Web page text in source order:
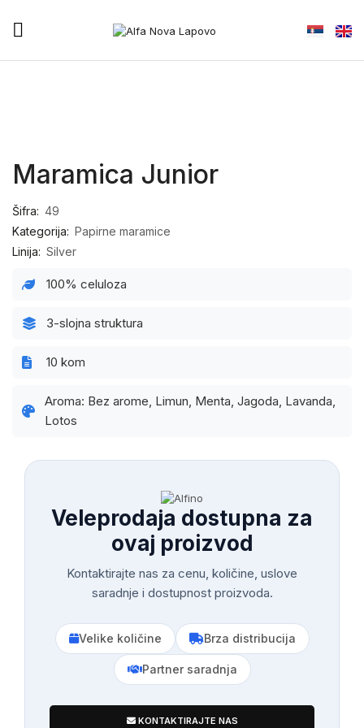
Maramica Junior
Šifra: 49
Kategorija: Papirne maramice
Linija: Silver
100% celuloza
3-slojna struktura
10 kom
Aroma: Bez arome, Limun, Menta, Jagoda, Lavanda,
Lotos
Veleprodaja dostupna za
ovaj proizvod
Kontaktirajte nas za cenu, količine, uslove
saradnje i dostupnost proizvoda.
Velike količine Brza distribucija
Partner saradnja
KONTAKTIRAJTE NAS